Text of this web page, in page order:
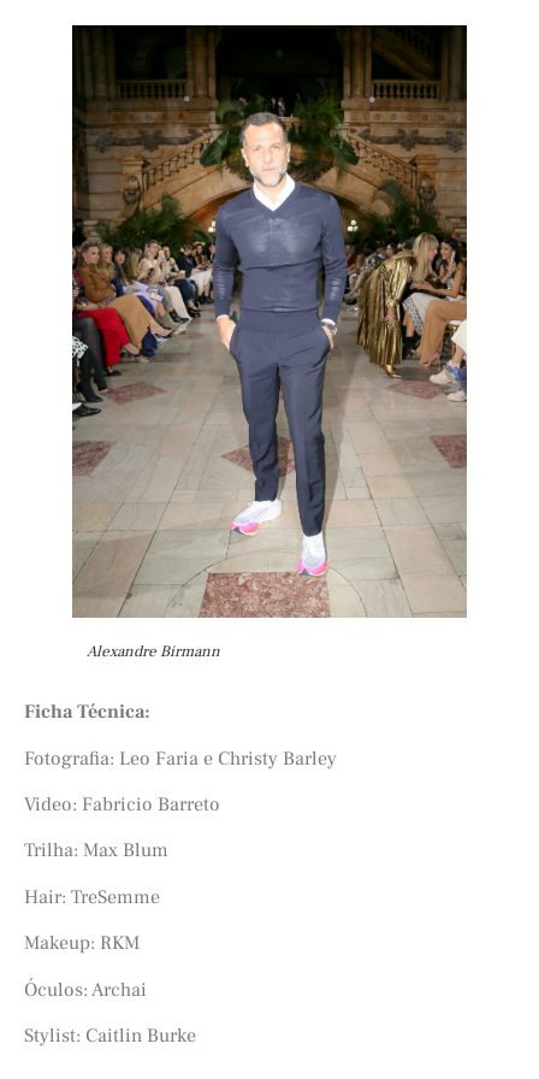
Alexandre Birmann
Ficha Técnica:
Fotografia: Leo Faria e Christy Barley
Video: Fabricio Barreto
Trilha: Max Blum
Hair: TreSemme
Makeup: RKM
Óculos: Archai
Stylist: Caitlin Burke